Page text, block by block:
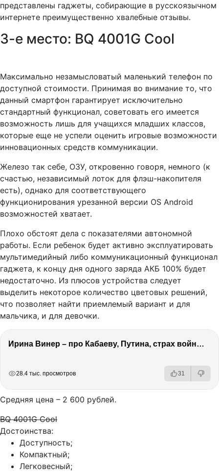
представлены гаджеты, собирающие в русскоязычном
интернете преимущественно хвалебные отзывы.
3-е место: BQ 4001G Cool
Максимально незамысловатый маленький телефон по
доступной стоимости. Принимая во внимание то, что
данный смартфон гарантирует исключительно
стандартный функционал, советовать его имеется
возможность лишь для учащихся младших классов,
которые еще не успели оценить игровые возможности
инновационных средств коммуникации.
Железо так себе, ОЗУ, откровенно говоря, немного (к
счастью, независимый лоток для флэш-накопителя
есть), однако для соответствующего
функционирования урезанной версии OS Android
возможностей хватает.
Плохо обстоят дела с показателями автономной
работы. Если ребенок будет активно эксплуатировать
мультимедийный либо коммуникационный функционал
гаджета, к концу дня одного заряда АКБ 100% будет
недостаточно. Из плюсов устройства следует
выделить некоторое количество цветовых решений,
что позволяет найти приемлемый вариант и для
мальчика, и для девочки.
Ирина Винер – про Кабаеву, Путина, страх войны, политику в спорте, Россию, гимнасток и деньги
28.4 тыс. просмотров 31
Средняя цена – 2 600 рублей.
BQ 4001G Cool
Достоинства:
Доступность;
Компактный;
Легковесный;